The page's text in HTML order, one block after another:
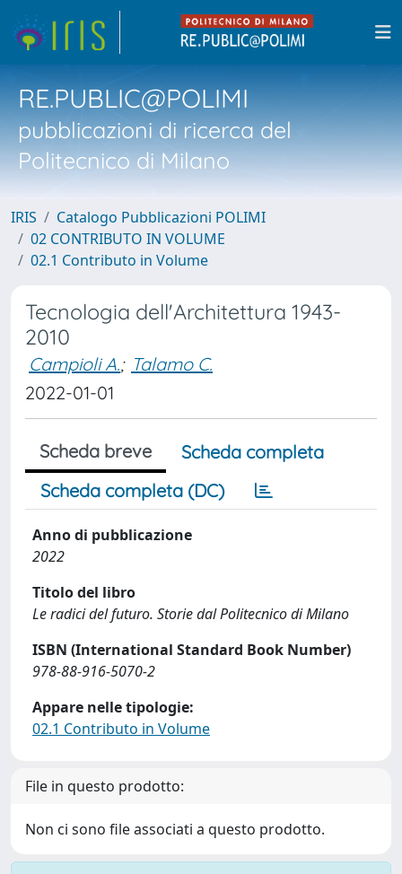
RE.PUBLIC@POLIMI
pubblicazioni di ricerca del
Politecnico di Milano
IRIS
Catalogo Pubblicazioni POLIMI
02 CONTRIBUTO IN VOLUME
02.1 Contributo in Volume
Tecnologia dell'Architettura 1943-
2010
Campioli A.; Talamo C.
2022-01-01
Scheda breve
Scheda completa
Scheda completa (DC)
Anno di pubblicazione
2022
Titolo del libro
Le radici del futuro. Storie dal Politecnico di Milano
ISBN (International Standard Book Number)
978-88-916-5070-2
Appare nelle tipologie:
02.1 Contributo in Volume
File in questo prodotto:
Non ci sono file associati a questo prodotto.